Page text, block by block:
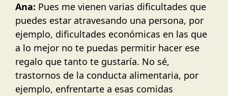
Ana: Pues me vienen varias dificultades que
puedes estar atravesando una persona, por
ejemplo, dificultades económicas en las que
a lo mejor no te puedas permitir hacer ese
regalo que tanto te gustaría. No sé,
trastornos de la conducta alimentaria, por
ejemplo, enfrentarte a esas comidas